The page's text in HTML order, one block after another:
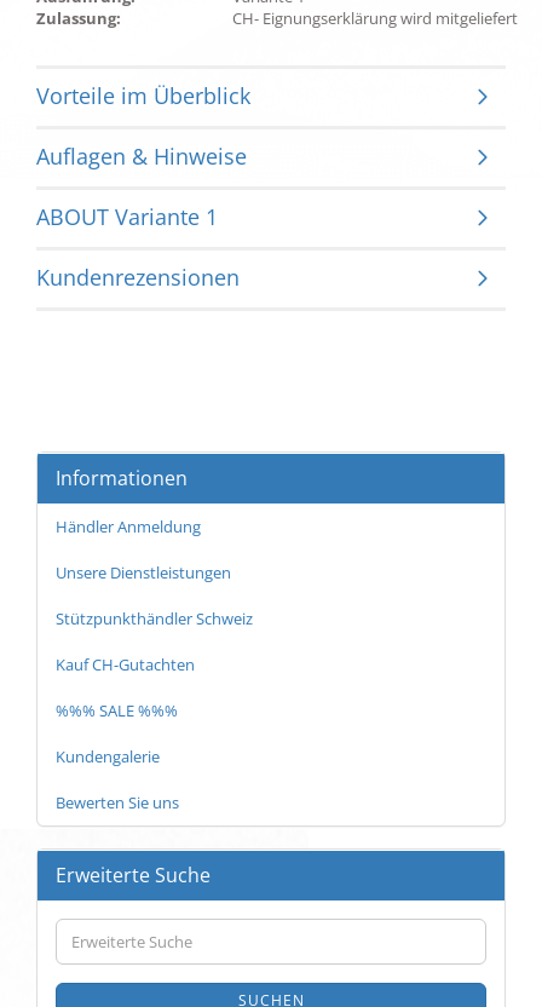
Zulassung:
CH- Eignungserklärung wird mitgeliefert
Vorteile im Überblick
Auflagen & Hinweise
ABOUT Variante 1
Kundenrezensionen
Informationen
Händler Anmeldung
Unsere Dienstleistungen
Stützpunkthändler Schweiz
Kauf CH-Gutachten
%%% SALE %%%
Kundengalerie
Bewerten Sie uns
Erweiterte Suche
Erweiterte
Suche
SUCHEN